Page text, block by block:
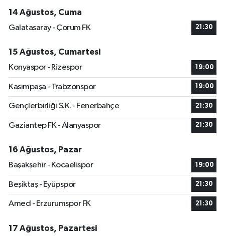
14 Ağustos, Cuma
Galatasaray - Çorum FK
21:30
15 Ağustos, Cumartesi
Konyaspor - Rizespor
19:00
Kasımpaşa - Trabzonspor 19:00
Gençlerbirliği S.K. - Fenerbahçe 21:30
Gaziantep FK - Alanyaspor 21:30
16 Ağustos, Pazar
Başakşehir - Kocaelispor
19:00
Beşiktaş - Eyüpspor 21:30
Amed - Erzurumspor FK 21:30
17 Ağustos, Pazartesi